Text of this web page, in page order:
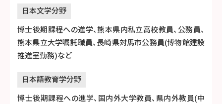
日本文学分野
博士後期課程への進学、熊本県内私立高校教員、公務員、
熊本県立大学嘱託職員、長崎県対馬市公務員(博物館建設
推進室勤務)など
日本語教育学分野
博士後期課程への進学、国内外大学教員、県内外教員(中